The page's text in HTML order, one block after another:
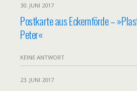
30. JUNI 2017
Postkarte aus Eckernförde –
Peter«
KEINE ANTWORT
23. JUNI 2017